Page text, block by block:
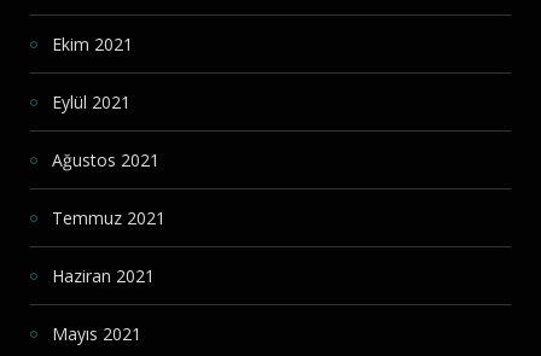
Ekim 2021
Eylül 2021
Ağustos 2021
Temmuz 2021
Haziran 2021
Mayıs 2021